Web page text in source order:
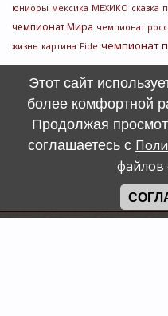
юниоры мексика МЕХИКО сказка
чемпионат Мира чемпионат
жизнь картина Fide чемпионат
Этот сайт
более комфортной
Продолжая
соглашаетесь с
файлов